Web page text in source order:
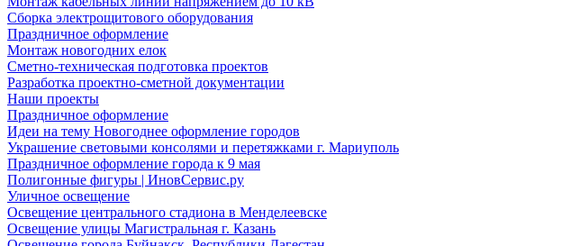
Сборка электрощитового оборудования
Праздничное оформление
Монтаж новогодних елок
Сметно-техническая подготовка проектов
Разработка проектно-сметной документации
Наши проекты
Праздничное оформление
Идеи на тему Новогоднее оформление городов
Украшение световыми консолями и перетяжками г. Мариуполь
Праздничное оформление города к 9 мая
Полигонные фигуры | ИновСервис.ру
Уличное освещение
Освещение центрального стадиона в Менделеевске
Освещение улицы Магистральная г. Казань